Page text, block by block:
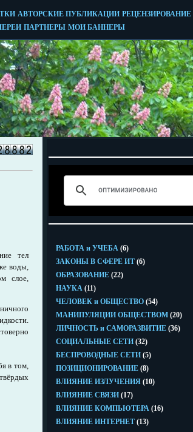
тел
воды,
слое,
в том,